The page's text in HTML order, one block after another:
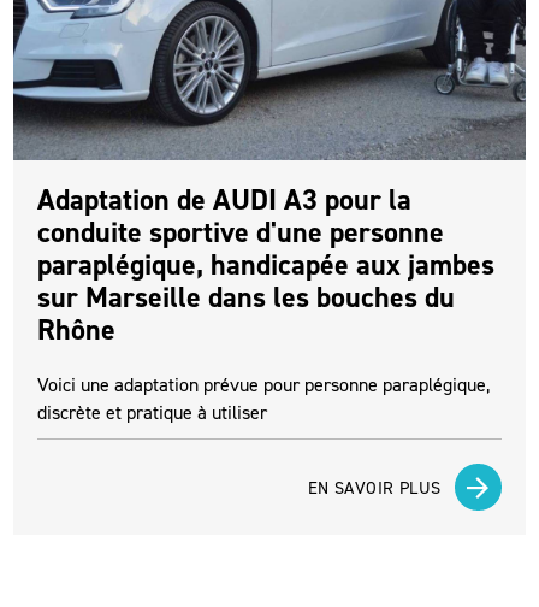
Adaptation de AUDI A3 pour la
conduite sportive d'une personne
paraplégique, handicapée aux jambes
sur Marseille dans les bouches du
Rhône
Voici une adaptation prévue pour personne paraplégique,
discrète et pratique à utiliser
EN SAVOIR PLUS